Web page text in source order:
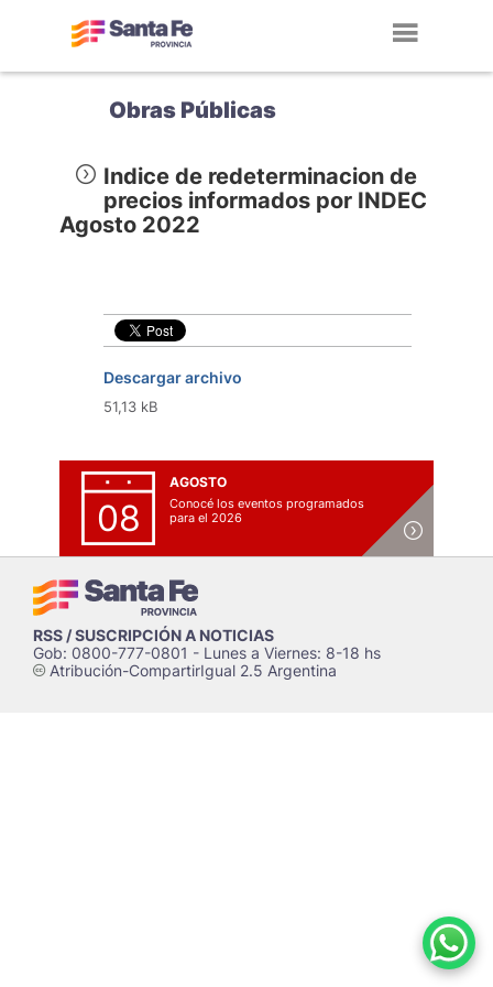
Obras Públicas
Indice de redeterminacion de
precios informados por INDEC
Agosto 2022
Descargar archivo
51,13 kB
08
AGOSTO
Conocé los eventos programados
para el 2026
RSS / SUSCRIPCIÓN A NOTICIAS
Gob: 0800-777-0801 - Lunes a Viernes: 8-18 hs
cAtribución-CompartirIgual 2.5 Argentina